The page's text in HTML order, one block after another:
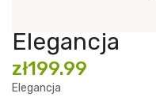
Elegancja
zł199.99
Elegancja